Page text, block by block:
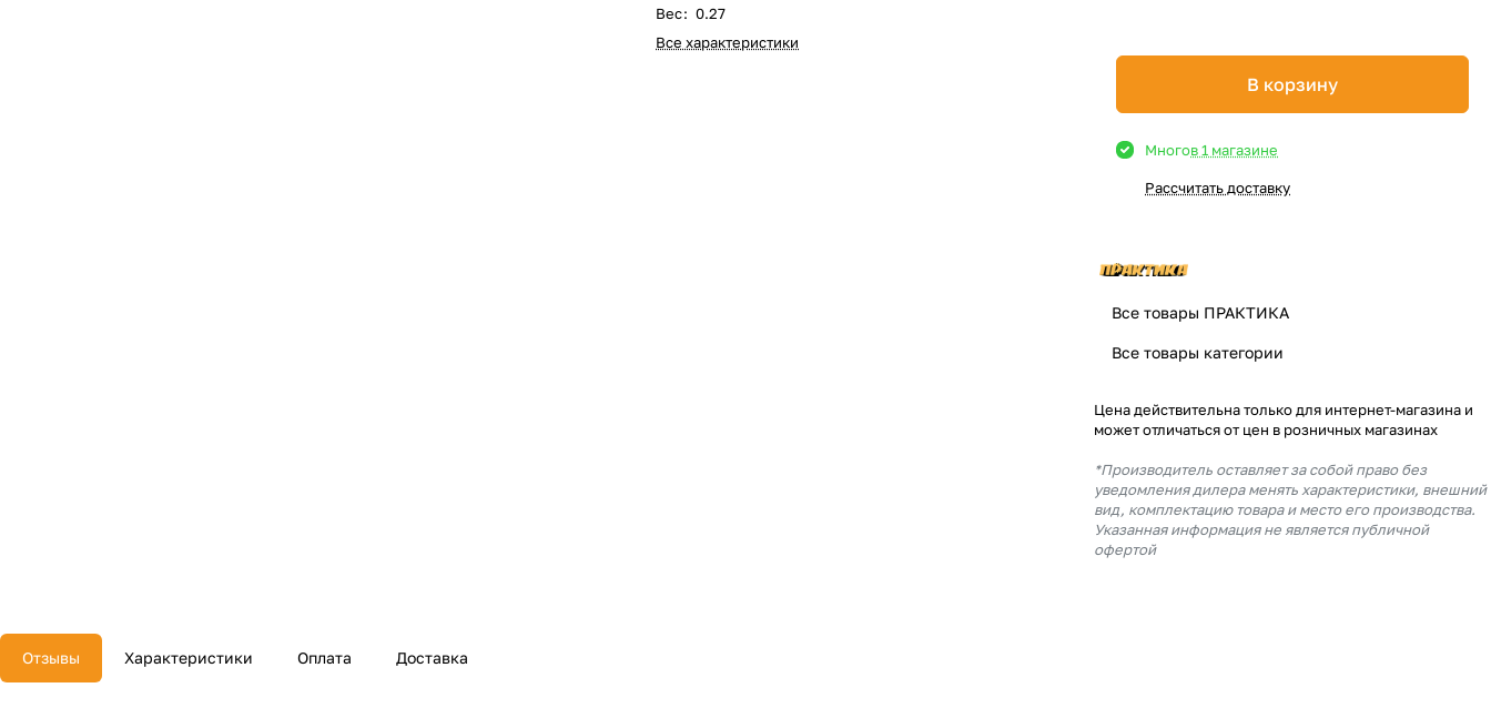
Вес: 0.27
Все характеристики
В корзину
Многов 1 магазине
Рассчитать доставку
Все товары ПРАКТИКА
Все товары категории
Цена действительна только для интернет-магазина и
может отличаться от цен в розничных магазинах
*Производитель оставляет за собой право без
уведомления дилера менять характеристики, внешний
вид, комплектацию товара и место его производства.
Указанная информация не является публичной
офертой
Отзывы Характеристики Оплата Доставка
Получайте товарвыбранный способом